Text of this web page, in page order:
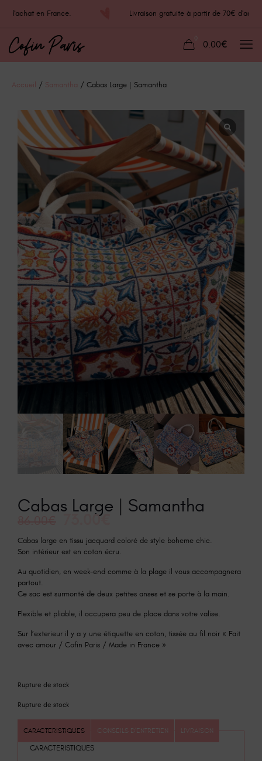
d'achat en France. Livraison gratuite à partir de 70€
0
0.00€
Accueil / Samantha / Cabas Large | Samantha
Cabas Large | Samantha
73.00€
Cabas large en tissu jacquard coloré de style boheme chic.
Son intérieur est en coton écru.
Au quotidien, en week-end comme à la plage il vous accompagnera
partout.
Ce sac est surmonté de deux petites anses et se porte à la main.
Flexible et pliable, il occupera peu de place dans votre valise.
Sur l’exterieur il y a y une étiquette en coton, tissée au fil noir « Fait
avec amour / Cofin Paris / Made in France »
Rupture de stock
Rupture de stock
CARACTERISTIQUES CONSEILS D'ENTRETIEN LIVRAISON
CARACTERISTIQUES